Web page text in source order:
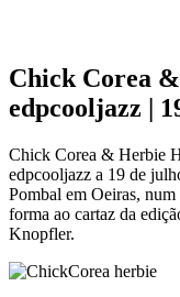
Chick Corea
edpcooljazz |
Chick Corea & Herbie
edpcooljazz a 19 de
Pombal em Oeiras, num
forma ao cartaz da
Knopfler.